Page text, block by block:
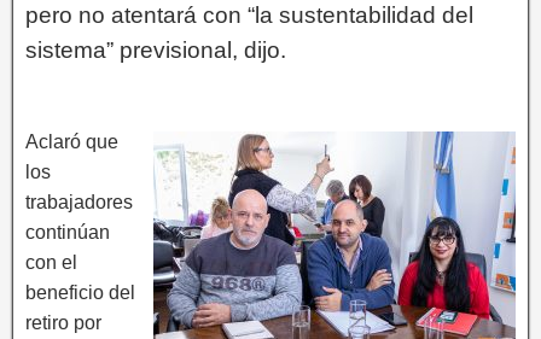
pero no atentará con “la sustentabilidad del
sistema” previsional, dijo.
Aclaró que
los
trabajadores
continúan
con el
beneficio del
retiro por